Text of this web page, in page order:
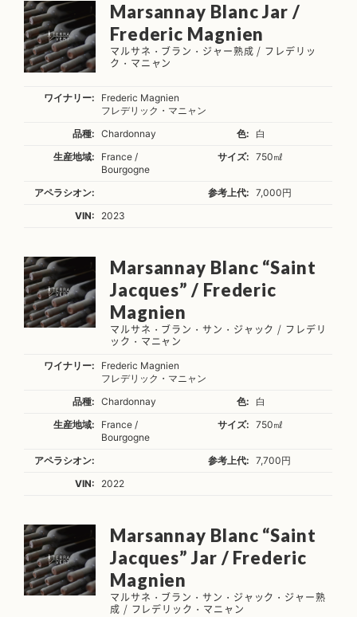
Marsannay Blanc Jar /
Frederic Magnien
マルサネ・ブラン・ジャー熟成 / フレデリッ
ク・マニャン
ワイナリー:
Frederic Magnien
フレデリック・マニャン
品種:
Chardonnay 色:
白
生産地域:
France /
Bourgogne
サイズ: 750㎖
アペラシオン: 参考上代:
7,000円
VIN:
2023
Marsannay Blanc “Saint
Jacques” / Frederic
Magnien
マルサネ・ブラン・サン・ジャック / フレデリ
ック・マニャン
ワイナリー:
Frederic Magnien
フレデリック・マニャン
品種:
Chardonnay 色:
白
生産地域:
France /
Bourgogne
サイズ: 750㎖
アペラシオン: 参考上代:
7,700円
VIN:
2022
Marsannay Blanc “Saint
Jacques” Jar / Frederic
Magnien
マルサネ・ブラン・サン・ジャック・ジャー熟
成 / フレデリック・マニャン